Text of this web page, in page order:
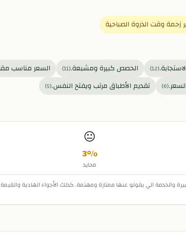
زحمة وقت الذروة الصباحية
(
12
) الحصص كبيرة ومشبعة.(
11
) السعر مناسب
(
6
) تقديم الأطباق مرتب ويفتح النفس.(
5
)
😐
3%
محايد
والخدمة الي يقولو عنها ممتازة ومهتمة. كذلك الأجواء الهادية